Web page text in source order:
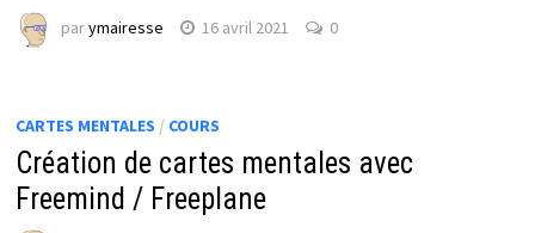
parymairesse 16 avril 2021 0
CARTES MENTALES / COURS
Création de cartes mentales avec
Freemind / Freeplane